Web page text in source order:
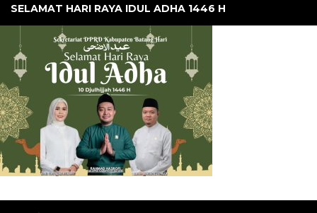
SELAMAT HARI RAYA IDUL ADHA 1446 H